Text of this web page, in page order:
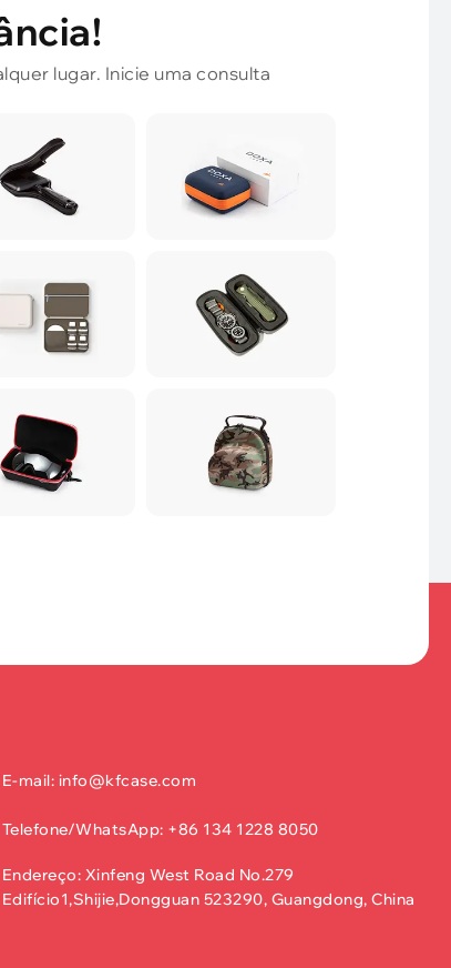
lugar. Inicie uma consulta
E-mail: info@kfcase.com
Telefone/WhatsApp: +86 134 1228 8050
Endereço: Xinfeng West Road No.279
Edifício1,Shijie,Dongguan 523290, Guangdong, China